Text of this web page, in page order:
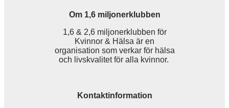
Om 1,6 miljonerklubben
1,6 & 2,6 miljonerklubben för
Kvinnor & Hälsa är en
organisation som verkar för hälsa
och livskvalitet för alla kvinnor.
Kontaktinformation